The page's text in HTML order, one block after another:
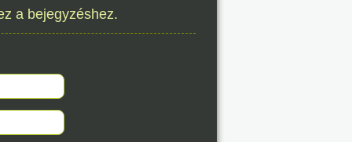
09.
a bejegyzéshez.